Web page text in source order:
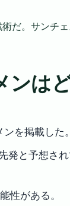
だ。サンチェ
ンは
を掲載した。
発と予想さ
性がある。